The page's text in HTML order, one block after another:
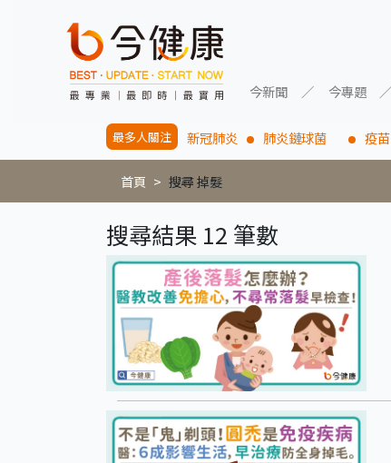
今新聞 今專題
最多人關注 新冠肺炎 肺炎鏈球菌 疫苗
首頁 搜尋 掉髮
搜尋結果 12 筆數